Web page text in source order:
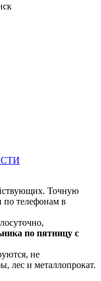
Точную
по телефонам в
по пятницу с
не
лес и металлопрокат.